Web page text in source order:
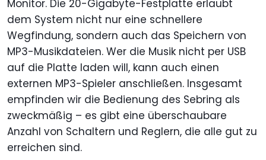
Monitor. Die 20-Gigabyte-Festplatte erlaubt
dem System nicht nur eine schnellere
Wegfindung, sondern auch das Speichern von
MP3-Musikdateien. Wer die Musik nicht per USB
auf die Platte laden will, kann auch einen
externen MP3-Spieler anschließen. Insgesamt
empfinden wir die Bedienung des Sebring als
zweckmäßig – es gibt eine überschaubare
Anzahl von Schaltern und Reglern, die alle gut zu
erreichen sind.